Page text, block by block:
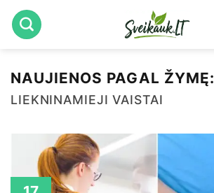
Skip
to
NAUJIENOS PAGAL ŽYMĘ:
LIEKNINAMIEJI VAISTAI